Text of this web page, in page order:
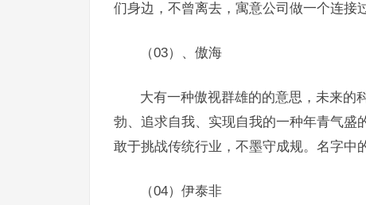
们身边，不曾离去，寓意公司做一个连接
（03）、傲海
大有一种傲视群雄的的意思，未来的
勃、追求自我、实现自我的一种年青气盛
敢于挑战传统行业，不墨守成规。名字中
（04）伊泰非